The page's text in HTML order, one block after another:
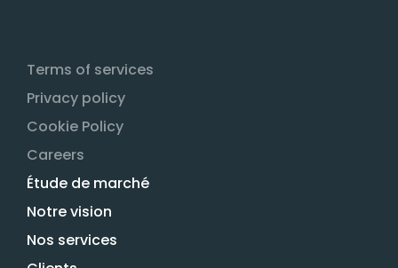
Terms of services
Privacy policy
Cookie Policy
Careers
Étude de marché
Notre vision
Nos services